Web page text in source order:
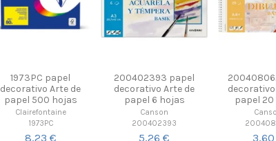
1973PC papel
decorativo Arte de
papel 500 hojas
Clairefontaine
1973PC
8,23 €
200402393 papel
decorativo Arte de
papel 6 hojas
Canson
200402393
5,26 €
papel